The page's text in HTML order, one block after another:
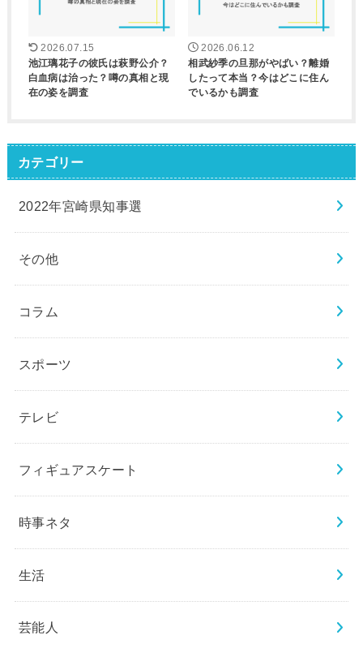
2026.07.15
池江璃花子の彼氏は萩野公介？
白血病は治った？噂の真相と現
在の姿を調査
2026.06.12
相武紗季の旦那がやばい？離婚
したって本当？今はどこに住ん
でいるかも調査
カテゴリー
2022年宮崎県知事選
その他
コラム
スポーツ
テレビ
フィギュアスケート
時事ネタ
生活
芸能人